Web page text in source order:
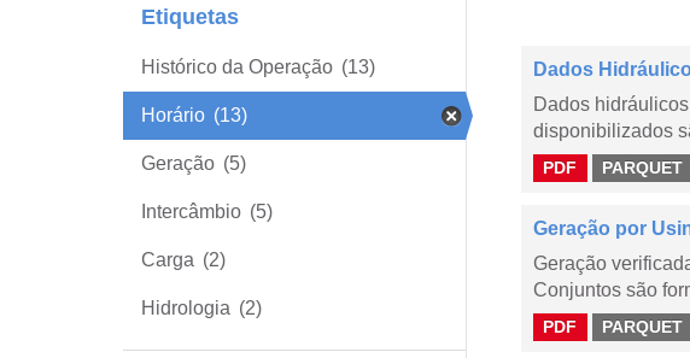
Etiquetas
Histórico da Operação (13)
Horário (13)
Geração (5)
Intercâmbio (5)
Carga (2)
Hidrologia (2)
Dados
Dados
disponibilizados
PDF PARQUET
Geração por
Geração
Conjuntos são
PDF PARQUET